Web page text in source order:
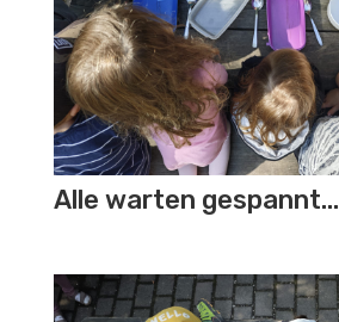
Alle warten gespannt…